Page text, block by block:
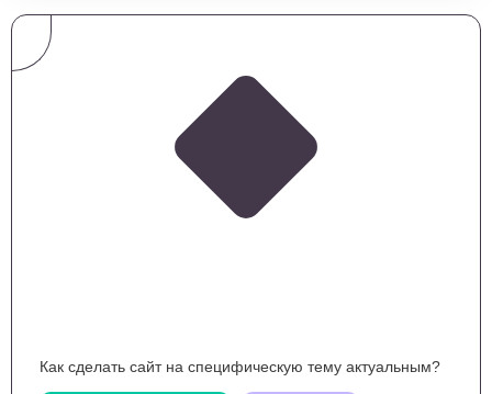
Как сделать сайт на специфическую тему актуальным?